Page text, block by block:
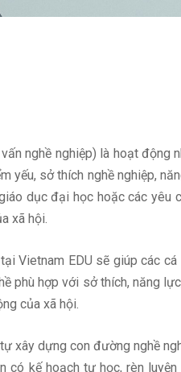
nghề nghiệp) là hoạt động
yếu, sở thích nghề nghiệp,
dục đại học hoặc các
xã hội.
Vietnam EDU sẽ giúp các
phù hợp với sở thích, năng
của xã hội.
xây dựng con đường nghề
có kế hoạch tự học, rèn